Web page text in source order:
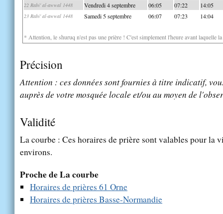
22 Rabi' al-awwal 1448 Vendredi 4 septembre 06:05 07:22 14:05
23 Rabi' al-awwal 1448 Samedi 5 septembre 06:07 07:23 14:04
* Attention, le shuruq n'est pas une prière ! C'est simplement l'heure avant laquelle
Précision
Attention : ces données sont fournies à titre indicatif,
auprès de votre mosquée locale et/ou au moyen de
Validité
La courbe : Ces horaires de prière sont valables pour la
environs.
Proche de La courbe
Horaires de prières 61 Orne
Horaires de prières Basse-Normandie